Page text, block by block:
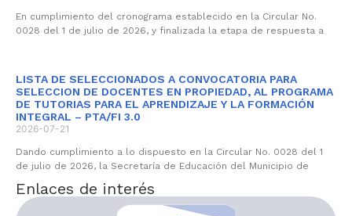
En cumplimiento del cronograma establecido en la Circular No.
0028 del 1 de julio de 2026, y finalizada la etapa de respuesta a
LISTA DE SELECCIONADOS A CONVOCATORIA PARA
SELECCION DE DOCENTES EN PROPIEDAD, AL PROGRAMA
DE TUTORIAS PARA EL APRENDIZAJE Y LA FORMACIÓN
INTEGRAL – PTA/FI 3.0
2026-07-21
Dando cumplimiento a lo dispuesto en la Circular No. 0028 del 1
de julio de 2026, la Secretaría de Educación del Municipio de
Enlaces de interés